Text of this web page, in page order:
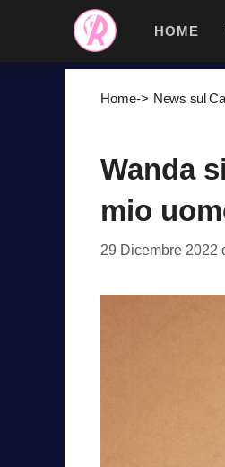
contenuto
HOME
Home-> News sul
Wanda
mio
29 Dicembre 2022